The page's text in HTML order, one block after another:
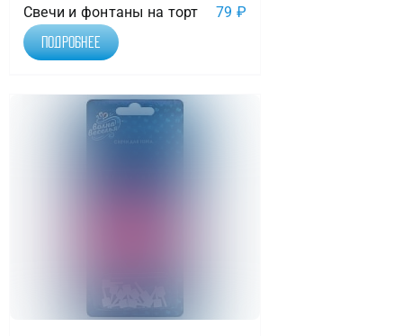
Свечи и фонтаны на торт 79 ₽
Подробнее